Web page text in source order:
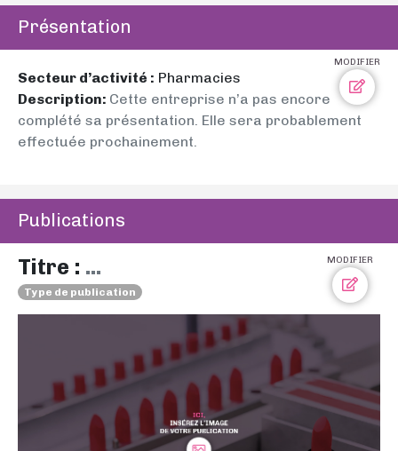
Présentation
MODIFIER
Secteur d’activité : Pharmacies
Description: Cette entreprise n’a pas encore
complété sa présentation. Elle sera probablement
effectuée prochainement.
Publications
MODIFIER
Titre : ...
Type de publication